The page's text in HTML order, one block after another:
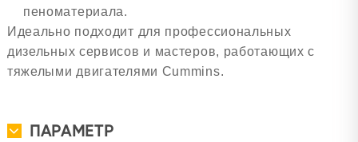
пеноматериала.
Идеально подходит для профессиональных
дизельных сервисов и мастеров, работающих с
тяжелыми двигателями Cummins.
ПАРАМЕТР